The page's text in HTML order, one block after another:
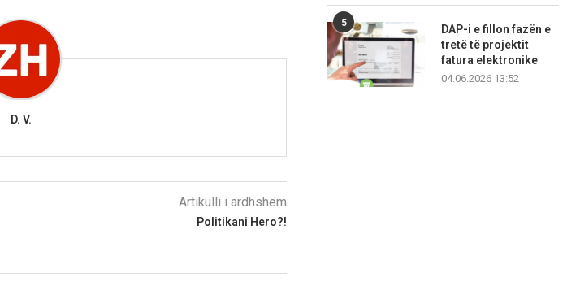
D. V.
Artikulli i ardhshëm
Politikani Hero?!
5
DAP-i e fillon fazën e
tretë të projektit
fatura elektronike
04.06.2026 13:52